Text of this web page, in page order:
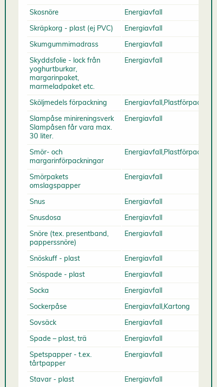
Skosnöre
Energiavfall
Skräpkorg - plast (ej PVC)
Energiavfall
Skumgummimadrass
Energiavfall
Skyddsfolie - lock från
yoghurtburkar,
margarinpaket,
marmeladpaket etc.
Energiavfall
Sköljmedels förpackning
Slampåse minireningsverk
Slampåsen får vara max.
30 liter.
Energiavfall
Smör- och
margarinförpackningar
Smörpakets
omslagspapper
Energiavfall
Snus
Energiavfall
Snusdosa
Energiavfall
Snöre (tex. presentband,
papperssnöre)
Energiavfall
Snöskuff - plast
Energiavfall
Snöspade - plast
Energiavfall
Socka
Energiavfall
Sockerpåse
Energiavfall,Kartong
Sovsäck
Energiavfall
Spade – plast, trä
Energiavfall
Spetspapper - t.ex.
tårtpapper
Energiavfall
Stavar - plast
Energiavfall